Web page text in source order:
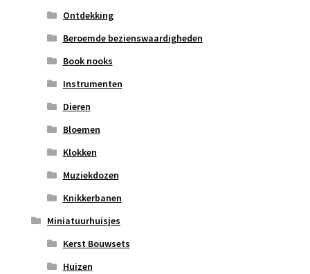
Ontdekking
Beroemde bezienswaardigheden
Book nooks
Instrumenten
Dieren
Bloemen
Klokken
Muziekdozen
Knikkerbanen
Miniatuurhuisjes
Kerst Bouwsets
Huizen